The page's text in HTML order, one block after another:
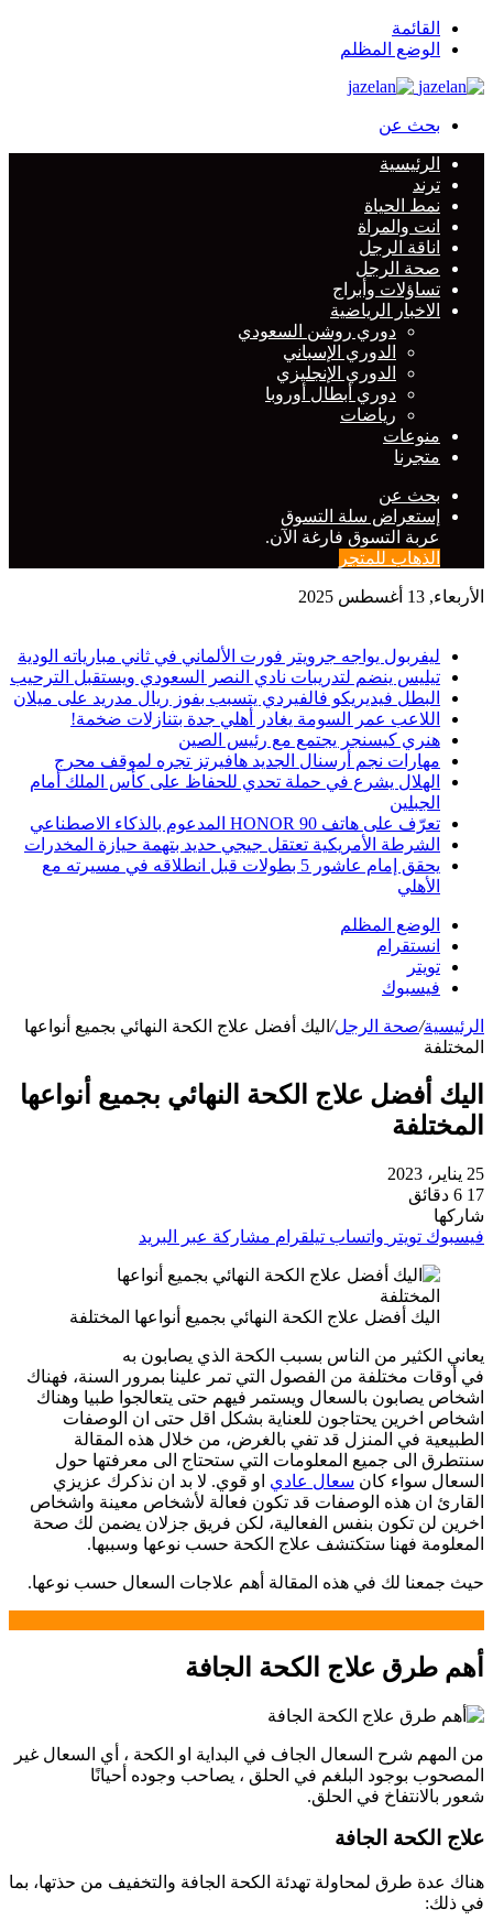
القائمة
الوضع المظلم
بحث عن
الرئيسية
ترند
نمط الحياة
انت والمراة
اناقة الرجل
صحة الرجل
تساؤلات وأبراج
الاخبار الرياضية
دوري روشن السعودي
الدوري الإسباني
الدوري الإنجليزي
دوري أبطال أوروبا
رياضات
منوعات
متجرنا
بحث عن
إستعراض سلة التسوق
عربة التسوق فارغة الآن.
الذهاب للمتجر
الأربعاء, 13 أغسطس 2025
ليفربول يواجه جرويتر فورت الألماني في ثاني مبارياته الودية
تيليس ينضم لتدريبات نادي النصر السعودي ويستقبل الترحيب
البطل فيديريكو فالفيردي يتسبب بفوز ريال مدريد على ميلان
اللاعب عمر السومة يغادر أهلي جدة بتنازلات ضخمة!
هنري كيسنجر يجتمع مع رئيس الصين
مهارات نجم أرسنال الجديد هافيرتز تجره لموقف محرج
الهلال يشرع في حملة تحدي للحفاظ على كأس الملك أمام
الجبلين
تعرّف على هاتف HONOR 90 المدعوم بالذكاء الاصطناعي
الشرطة الأمريكية تعتقل جيجي حديد بتهمة حيازة المخدرات
يحقق إمام عاشور 5 بطولات قبل انطلاقه في مسيرته مع
الأهلي
الوضع المظلم
انستقرام
تويتر
فيسبوك
الرئيسية/صحة الرجل/ اليك أفضل علاج الكحة النهائي بجميع أنواعها
المختلفة
اليك أفضل علاج الكحة النهائي بجميع أنواعها
المختلفة
25 يناير، 2023
17 6 دقائق
شاركها
فيسبوك تويتر واتساب تيلقرام مشاركة عبر البريد
اليك أفضل علاج الكحة النهائي بجميع أنواعها المختلفة
يعاني الكثير من الناس بسبب الكحة الذي يصابون به
في أوقات مختلفة من الفصول التي تمر علينا بمرور السنة، فهناك
اشخاص يصابون بالسعال ويستمر فيهم حتى يتعالجوا طبيا وهناك
اشخاص اخرين يحتاجون للعناية بشكل اقل حتى ان الوصفات
الطبيعية في المنزل قد تفي بالغرض، من خلال هذه المقالة
سنتطرق الى جميع المعلومات التي ستحتاج الى معرفتها حول
السعال سواء كان سعال عادي او قوي. لا بد ان نذكرك عزيزي
القارئ ان هذه الوصفات قد تكون فعالة لأشخاص معينة واشخاص
اخرين لن تكون بنفس الفعالية، لكن فريق جزلان يضمن لك صحة
المعلومة فهنا ستكتشف علاج الكحة حسب نوعها وسببها.
حيث جمعنا لك في هذه المقالة أهم علاجات السعال حسب نوعها.
أهم طرق علاج الكحة الجافة
من المهم شرح السعال الجاف في البداية او الكحة ، أي السعال غير
المصحوب بوجود البلغم في الحلق ، يصاحب وجوده أحيانًا
شعور بالانتفاخ في الحلق.
علاج الكحة الجافة
هناك عدة طرق لمحاولة تهدئة الكحة الجافة والتخفيف من حذتها، بما
في ذلك: